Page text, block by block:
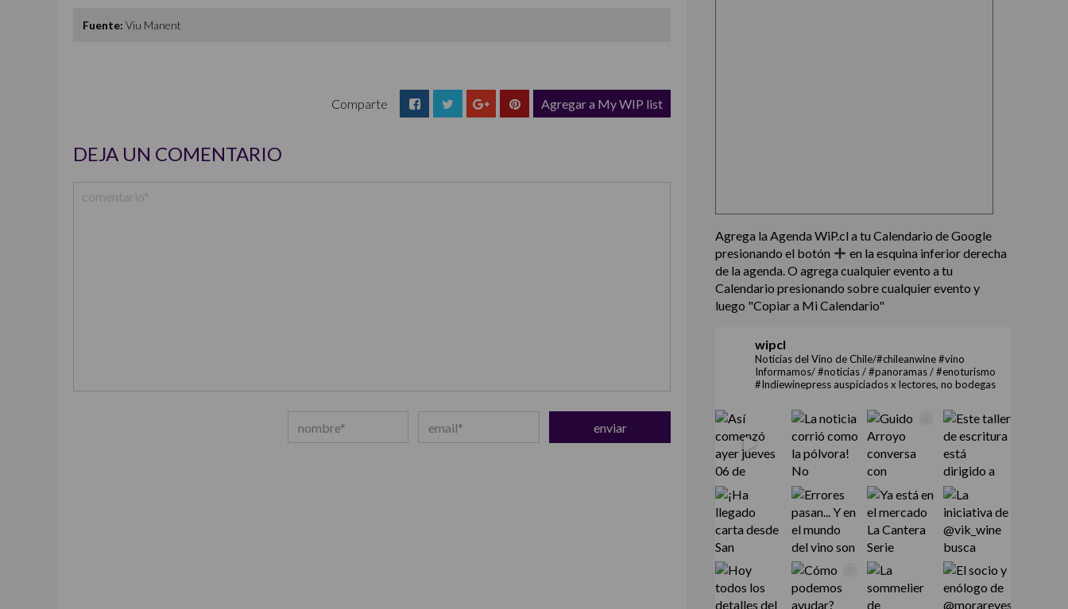
Fuente: Viu Manent
Comparte Agregar a My WIP list
DEJA UN COMENTARIO
Agrega la Agenda WiP.cl a tu Calendario de Google
presionando el botón
en la esquina inferior derecha
de la agenda. O agrega cualquier evento a tu
Calendario presionando sobre cualquier evento y
luego "Copiar a Mi Calendario"
wipcl
Noticias del Vino de Chile/#chileanwine #vino
Informamos/ #noticias / #panoramas / #enoturismo
#Indiewinepress auspiciados x lectores, no bodegas